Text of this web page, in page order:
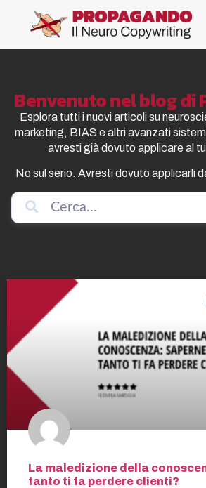
Benvenuto nel blog di
Esplora tutti i nuovi articoli su
marketing, BIAS e altri avanzati
avresti già dovuto applicare al
No sul serio. Avresti dovuto applicarli
La maledizione della
tanto ti fa perdere clienti?